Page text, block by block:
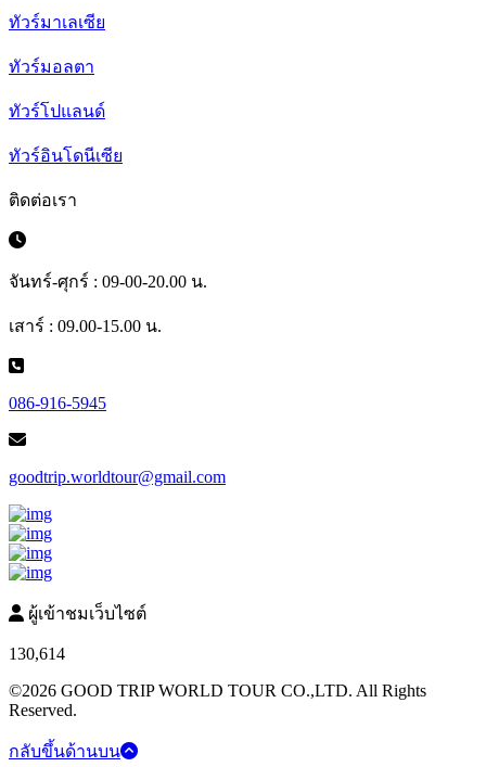
ทัวร์มาเลเซีย
ทัวร์มอลตา
ทัวร์โปแลนด์
ทัวร์อินโดนีเซีย
ติดต่อเรา
จันทร์-ศุกร์ : 09-00-20.00 น.
เสาร์ : 09.00-15.00 น.
086-916-5945
goodtrip.worldtour@gmail.com
ผู้เข้าชมเว็บไซต์
130,614
©2026 GOOD TRIP WORLD TOUR CO.,LTD. All Rights
Reserved.
กลับขึ้นด้านบน